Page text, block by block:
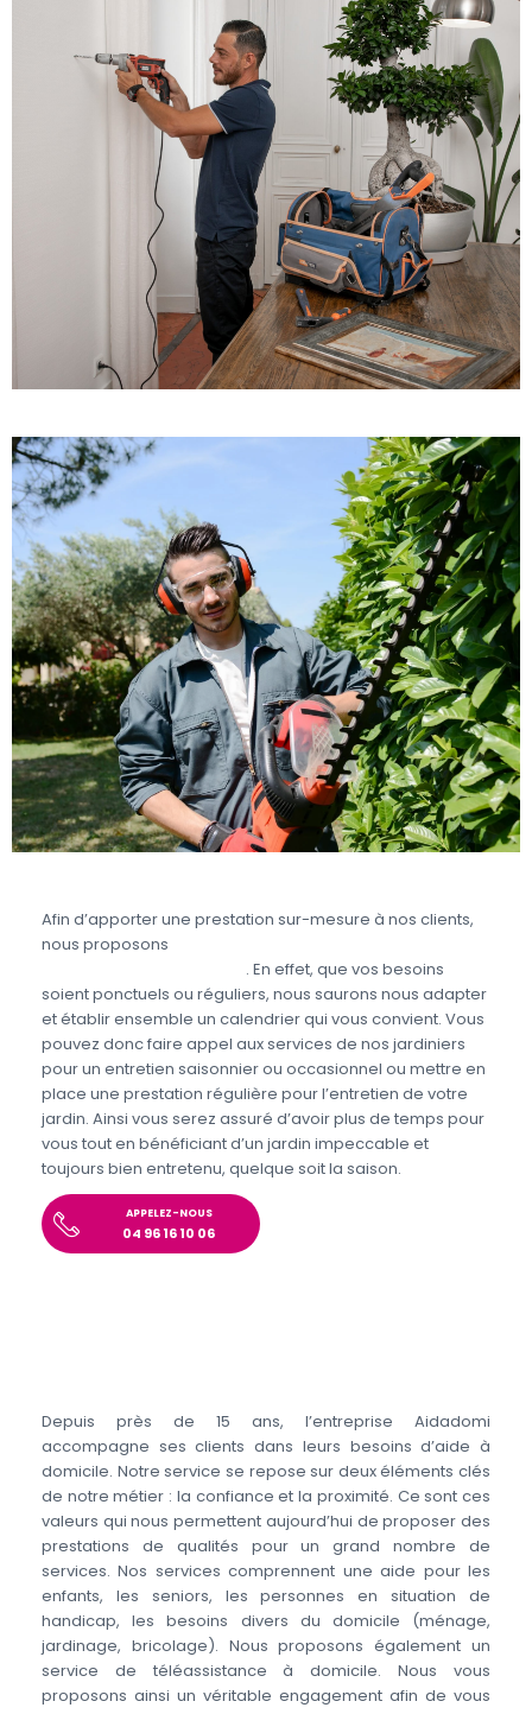
Afin d’apporter une prestation sur-mesure à nos clients,
nous proposons
. En effet, que vos besoins
soient ponctuels ou réguliers, nous saurons nous adapter
et établir ensemble un calendrier qui vous convient. Vous
pouvez donc faire appel aux services de nos jardiniers
pour un entretien saisonnier ou occasionnel ou mettre en
place une prestation régulière pour l’entretien de votre
jardin. Ainsi vous serez assuré d’avoir plus de temps pour
vous tout en bénéficiant d’un jardin impeccable et
toujours bien entretenu, quelque soit la saison.
APPELEZ-NOUS
04 96 16 10 06
Depuis près de 15 ans, l’entreprise Aidadomi
accompagne ses clients dans leurs besoins d’aide à
domicile. Notre service se repose sur deux éléments clés
de notre métier : la confiance et la proximité. Ce sont ces
valeurs qui nous permettent aujourd’hui de proposer des
prestations de qualités pour un grand nombre de
services. Nos services comprennent une aide pour les
enfants, les seniors, les personnes en situation de
handicap, les besoins divers du domicile (ménage,
jardinage, bricolage). Nous proposons également un
service de téléassistance à domicile. Nous vous
proposons ainsi un véritable engagement afin de vous